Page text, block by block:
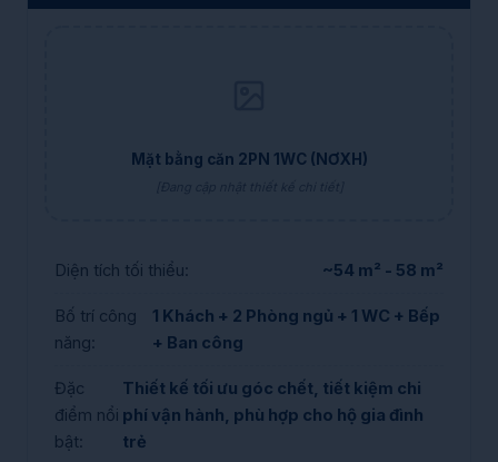
Mặt bằng căn 2PN 1WC (NƠXH)
Diện tích tối thiểu: ~54 m² - 58 m²
Bố trí công
năng:
1 Khách + 2 Phòng ngủ + 1 WC + Bếp
+ Ban công
Đặc
điểm nổi
bật:
Thiết kế tối ưu góc chết, tiết kiệm chi
phí vận hành, phù hợp cho hộ gia đình
trẻ